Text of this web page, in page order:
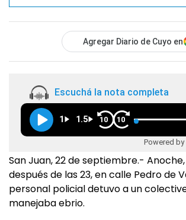
Agregar Diario de Cuyo en
Escuchá la nota completa
1 1.5 10 10
Powered
San Juan, 22 de septiembre.-
después de las 23, en calle Pedro de
personal policial detuvo a un
manejaba ebrio.